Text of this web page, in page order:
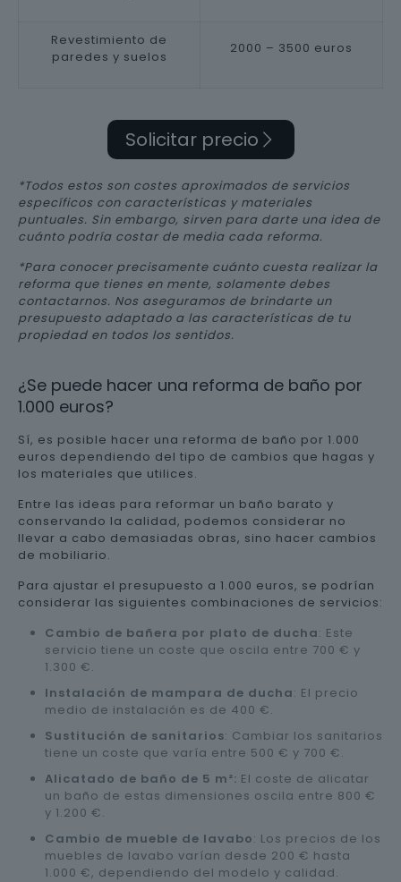
Revestimiento de
paredes y suelos
2000 – 3500 euros
Solicitar precio
*Todos estos son costes aproximados de servicios
específicos con características y materiales
puntuales. Sin embargo, sirven para darte una idea de
cuánto podría costar de media cada reforma.
*Para conocer precisamente cuánto cuesta realizar la
reforma que tienes en mente, solamente debes
contactarnos. Nos aseguramos de brindarte un
presupuesto adaptado a las características de tu
propiedad en todos los sentidos.
¿Se puede hacer una reforma de baño por
1.000 euros?
Sí, es posible hacer una reforma de baño por 1.000
euros dependiendo del tipo de cambios que hagas y
los materiales que utilices.
Entre las ideas para reformar un baño barato y
conservando la calidad, podemos considerar no
llevar a cabo demasiadas obras, sino hacer cambios
de mobiliario.
Para ajustar el presupuesto a 1.000 euros, se podrían
considerar las siguientes combinaciones de servicios:
Cambio de bañera por plato de ducha: Este
servicio tiene un coste que oscila entre 700 € y
1.300 €.
Instalación de mampara de ducha: El precio
medio de instalación es de 400 €.
Sustitución de sanitarios: Cambiar los sanitarios
tiene un coste que varía entre 500 € y 700 €.
Alicatado de baño de 5 m²: El coste de alicatar
un baño de estas dimensiones oscila entre 800 €
y 1.200 €.
Cambio de mueble de lavabo: Los precios de los
muebles de lavabo varían desde 200 € hasta
1.000 €, dependiendo del modelo y calidad.